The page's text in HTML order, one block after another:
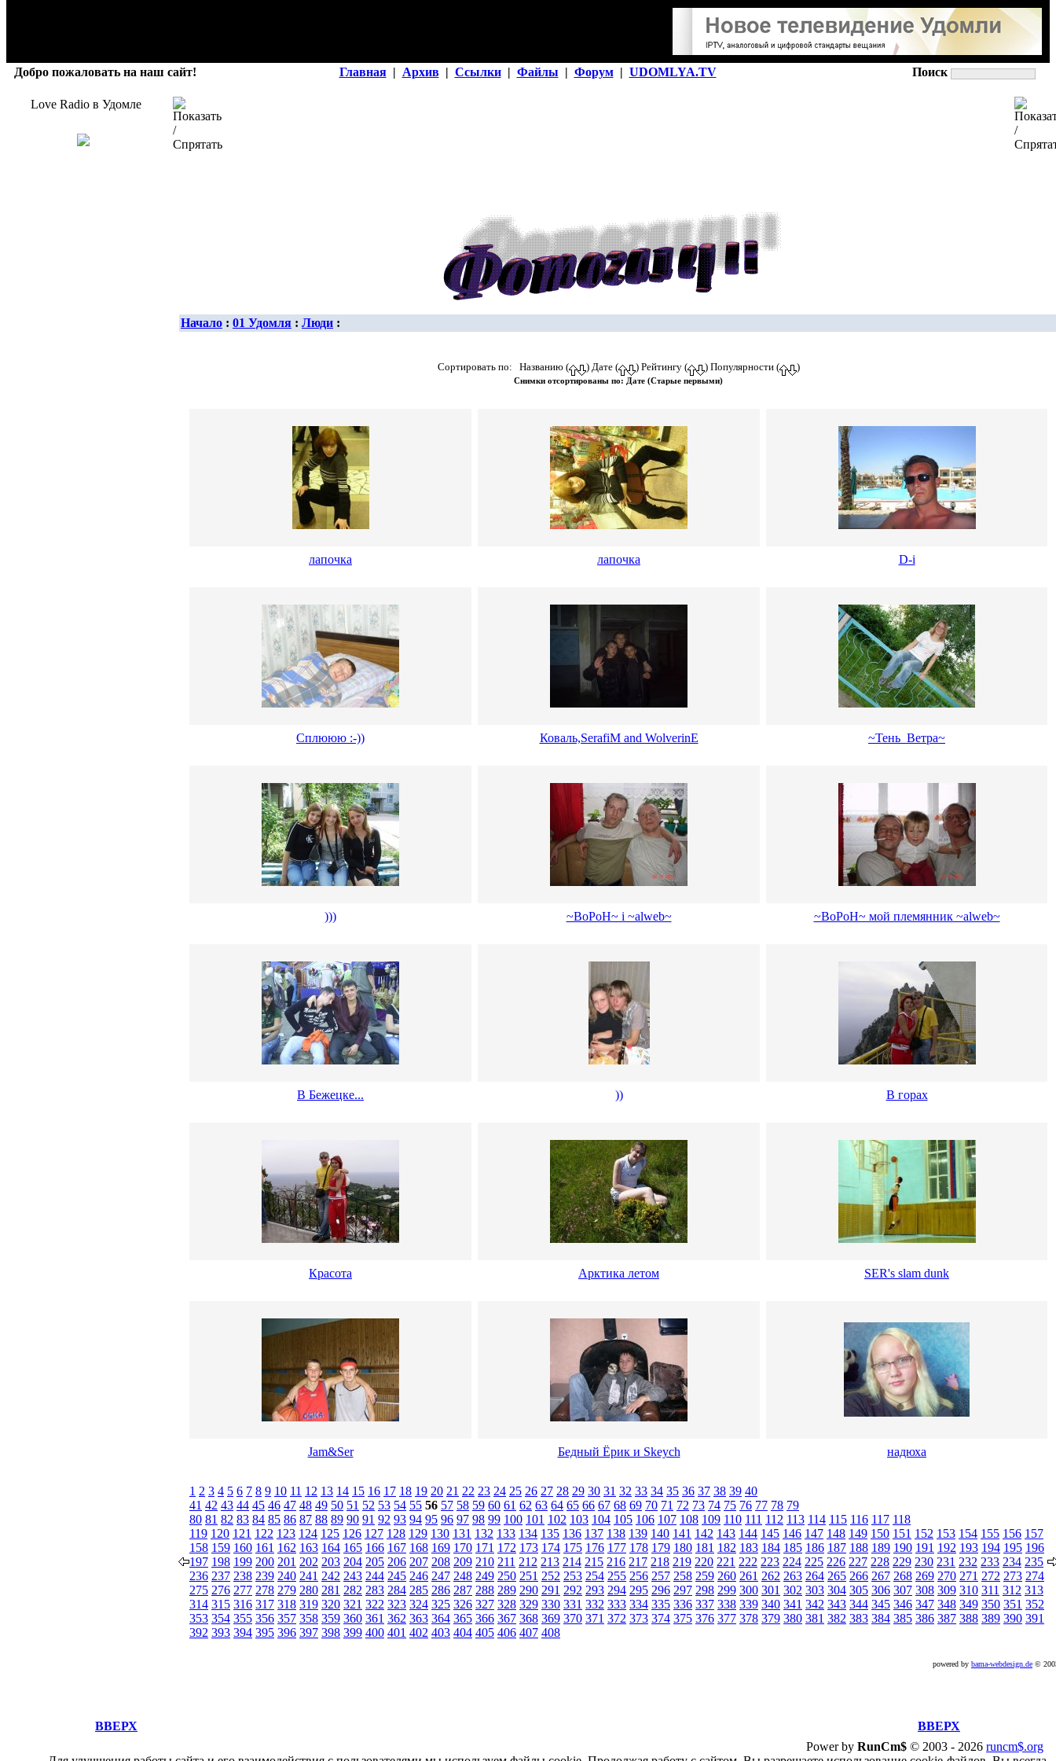
Добро пожаловать на наш сайт! Главная | Архив | Ссылки | Файлы | Форум | UDOMLYA.TV Поиск
Love Radio в Удомле
Начало : 01 Удомля : Люди :
Сортировать по: Названию ( ) Дате ( ) Рейтингу ( ) Популярности ( )
Снимки отсортированы по: Дате (Старые первыми)
лапочка лапочка D-i
Сплююю :-)) Коваль,SerafiM and WolverinE ~Тень_Ветра~
))) ~BoPoH~ i ~alweb~ ~BoPoH~ мой племянник ~alweb~
В Бежецке... )) В горах
Красота Арктика летом SER's slam dunk
Jam&Ser Бедный Ёрик и Skeych надюха
1 2 3 4 5 6 7 8 9 10 11 12 13 14 15 16 17 18 19 20 21 22 23 24 25 26 27 28 29 30 31 32 33 34 35 36 37 38 39 40
41 42 43 44 45 46 47 48 49 50 51 52 53 54 55 56 57 58 59 60 61 62 63 64 65 66 67 68 69 70 71 72 73 74 75 76 77 78 79
80 81 82 83 84 85 86 87 88 89 90 91 92 93 94 95 96 97 98 99 100 101 102 103 104 105 106 107 108 109 110 111 112 113 114 115 116 117 118
119 120 121 122 123 124 125 126 127 128 129 130 131 132 133 134 135 136 137 138 139 140 141 142 143 144 145 146 147 148 149 150 151 152 153 154 155 156 157
158 159 160 161 162 163 164 165 166 167 168 169 170 171 172 173 174 175 176 177 178 179 180 181 182 183 184 185 186 187 188 189 190 191 192 193 194 195 196
197 198 199 200 201 202 203 204 205 206 207 208 209 210 211 212 213 214 215 216 217 218 219 220 221 222 223 224 225 226 227 228 229 230 231 232 233 234 235
236 237 238 239 240 241 242 243 244 245 246 247 248 249 250 251 252 253 254 255 256 257 258 259 260 261 262 263 264 265 266 267 268 269 270 271 272 273 274
275 276 277 278 279 280 281 282 283 284 285 286 287 288 289 290 291 292 293 294 295 296 297 298 299 300 301 302 303 304 305 306 307 308 309 310 311 312 313
314 315 316 317 318 319 320 321 322 323 324 325 326 327 328 329 330 331 332 333 334 335 336 337 338 339 340 341 342 343 344 345 346 347 348 349 350 351 352
353 354 355 356 357 358 359 360 361 362 363 364 365 366 367 368 369 370 371 372 373 374 375 376 377 378 379 380 381 382 383 384 385 386 387 388 389 390 391
392 393 394 395 396 397 398 399 400 401 402 403 404 405 406 407 408
powered by bama-webdesign.de ©
ВВЕРХ
ВВЕРХ
Power by RunCm$ © 2003 - 2026 runcm$.org